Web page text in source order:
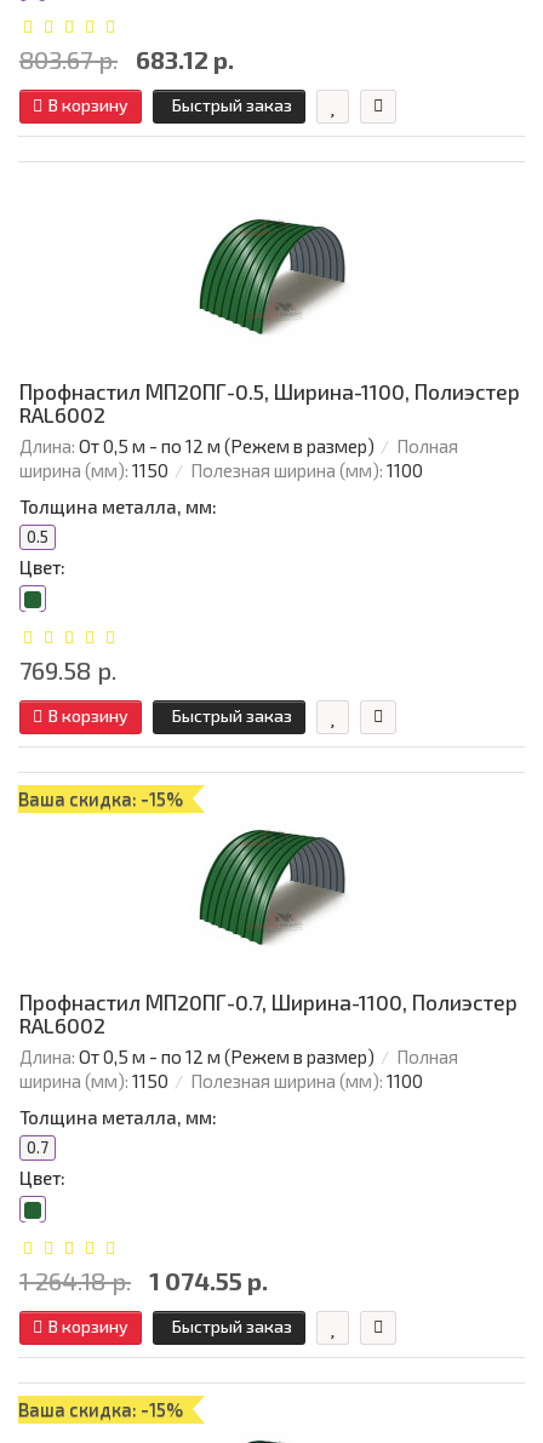
803.67 р. 683.12 р.
В корзину Быстрый заказ
Профнастил МП20ПГ-0.5, Ширина-1100, Полиэстер
RAL6002
Длина: От 0,5 м - по 12 м (Режем в размер)
Полная
ширина (мм): 1150 Полезная ширина (мм): 1100
Толщина металла, мм:
0.5
Цвет:
769.58 р.
В корзину Быстрый заказ
Ваша скидка: -15%
Профнастил МП20ПГ-0.7, Ширина-1100, Полиэстер
RAL6002
Длина: От 0,5 м - по 12 м (Режем в размер)
Полная
ширина (мм): 1150 Полезная ширина (мм): 1100
Толщина металла, мм:
0.7
Цвет:
1 264.18 р. 1 074.55 р.
В корзину Быстрый заказ
Ваша скидка: -15%